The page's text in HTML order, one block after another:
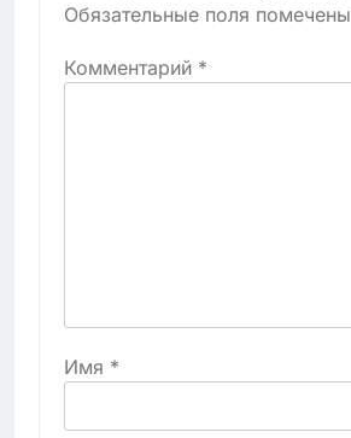
Обязательные поля помечены
Комментарий *
Имя *